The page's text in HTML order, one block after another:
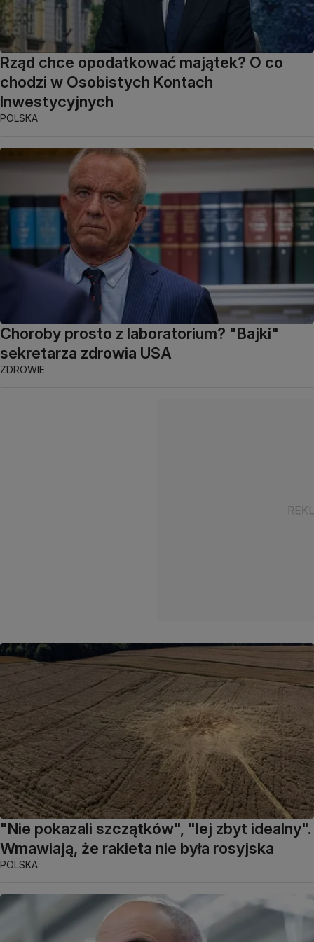
Rząd chce opodatkować majątek? O co
chodzi w Osobistych Kontach
Inwestycyjnych
POLSKA
Choroby prosto z laboratorium? "Bajki"
sekretarza zdrowia USA
ZDROWIE
"Nie pokazali szczątków", "lej zbyt idealny".
Wmawiają, że rakieta nie była rosyjska
POLSKA